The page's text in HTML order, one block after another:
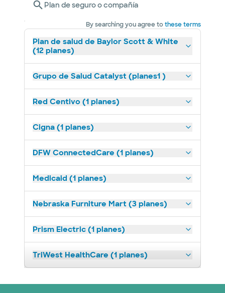
Plan de seguro o compañía
By searching you agree tothese terms
Plan de salud de Baylor Scott & White
(12 planes)
Grupo de Salud Catalyst (planes1 )
Red Centivo (1 planes)
Cigna (1 planes)
DFW ConnectedCare (1 planes)
Medicaid (1 planes)
Nebraska Furniture Mart (3 planes)
Prism Electric (1 planes)
TriWest HealthCare (1 planes)